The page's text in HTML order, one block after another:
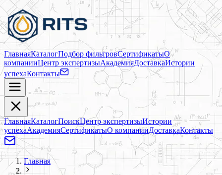
ГлавнаяКаталогПодбор фильтровСертификатыО
компанииЦентр экспертизыАкадемияДоставкаИстории
успехаКонтакты
ГлавнаяКаталогПоискЦентр экспертизыИстории
успехаАкадемияСертификатыО компанииДоставкаКонтакты
Главная